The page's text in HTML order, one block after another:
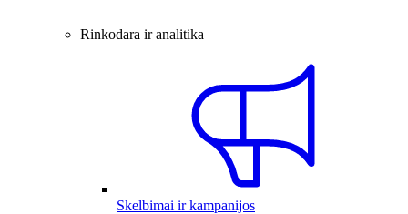
Rinkodara ir analitika
Skelbimai ir kampanijos